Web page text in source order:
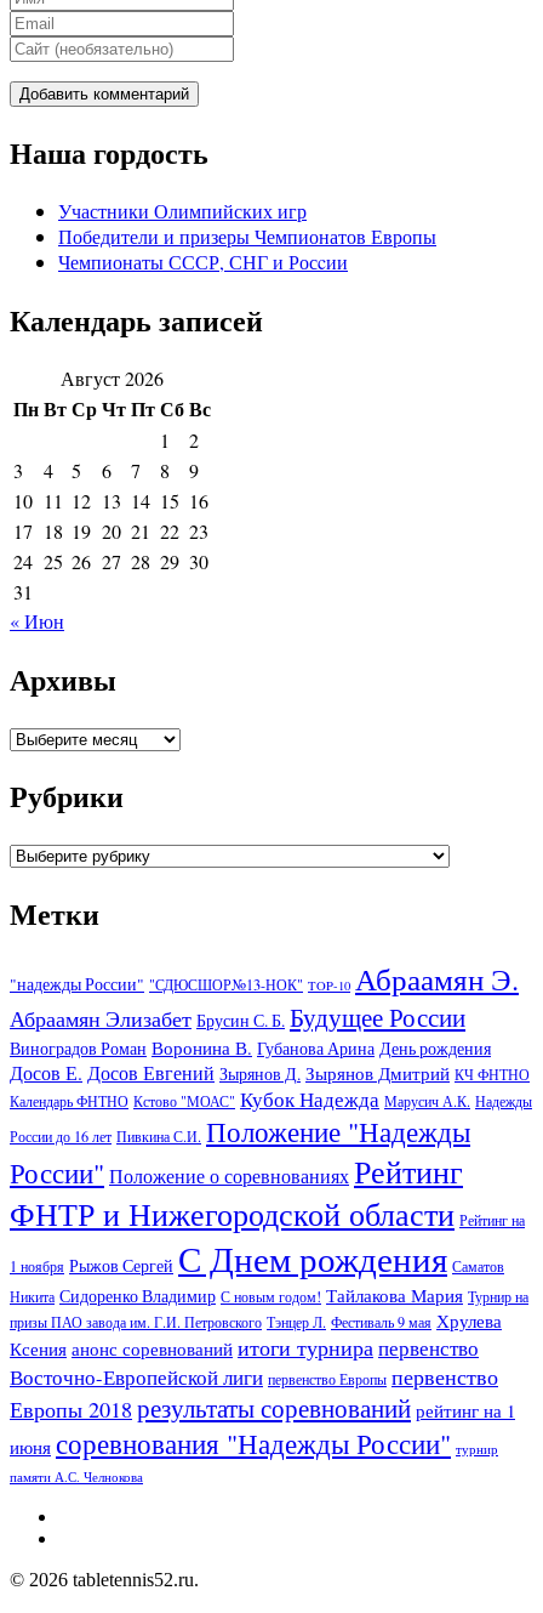
Наша гордость
Участники Олимпийских игр
Победители и призеры Чемпионатов Европы
Чемпионаты СССР, СНГ и Росcии
Календарь записей
Август 2026
ПнВтСрЧтПтСбВс
1
2
3
4 5 6 7 8
9
10 11 12 13 14 15 16
17 18 19 20 21 22 23
24 25 26 27 28 29 30
31
« Июн
Архивы
Архивы
Рубрики
Рубрики
Метки
"надежды России" "СДЮСШОР№13-НОК" TOP-10 Абраамян Э.
Абраамян Элизабет Брусин С. Б. Будущее России
Виноградов Роман Воронина В. Губанова Арина День рождения
Досов Е. Досов Евгений Зырянов Д. Зырянов Дмитрий КЧ ФНТНО
Календарь ФНТНО Кстово "МОАС" Кубок Надежда Марусич А.К. Надежды
России до 16 лет Пивкина С.И. Положение "Надежды
России" Положение о соревнованияхРейтинг
ФНТР и Нижегородской области Рейтинг на
1 ноября Рыжов Сергей С Днем рождения Саматов
Никита Сидоренко Владимир С новым годом! Тайлакова Мария Турнир на
призы ПАО завода им. Г.И. Петровского Тэнцер Л. Фестиваль 9 мая Хрулева
Ксения анонс соревнований итоги турнирапервенство
Восточно-Европейской лиги первенство Европы первенство
Европы 2018 результаты соревнований рейтинг на 1
июня соревнования "Надежды России" турнир
памяти А.С. Челнокова
© 2026 tabletennis52.ru.